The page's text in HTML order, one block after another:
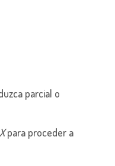
parcial o
Xpara proceder a